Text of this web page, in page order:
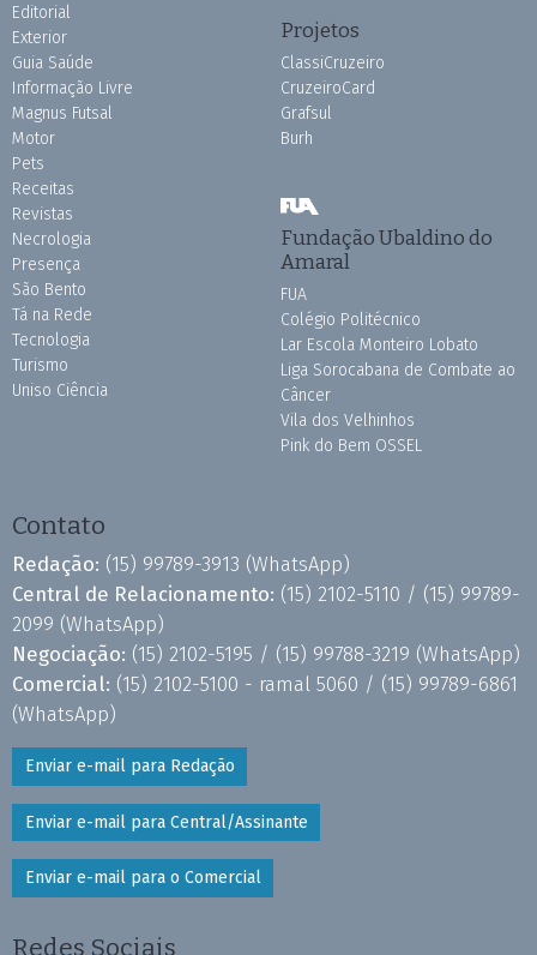
Editorial
Exterior
Guia Saúde
Informação Livre
Magnus Futsal
Motor
Pets
Receitas
Revistas
Necrologia
Presença
São Bento
Tá na Rede
Tecnologia
Turismo
Uniso Ciência
Projetos
ClassiCruzeiro
CruzeiroCard
Grafsul
Burh
Fundação Ubaldino do
Amaral
FUA
Colégio Politécnico
Lar Escola Monteiro Lobato
Liga Sorocabana de Combate ao
Câncer
Vila dos Velhinhos
Pink do Bem OSSEL
Contato
Redação: (15) 99789-3913 (WhatsApp)
Central de Relacionamento: (15) 2102-5110 / (15) 99789-
2099 (WhatsApp)
Negociação: (15) 2102-5195 / (15) 99788-3219 (WhatsApp)
Comercial: (15) 2102-5100 - ramal 5060 / (15) 99789-6861
(WhatsApp)
Enviar e-mail para Redação
Enviar e-mail para Central/Assinante
Enviar e-mail para o Comercial
Redes Sociais